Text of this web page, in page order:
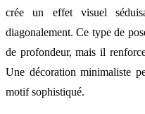
crée un effet visuel
diagonalement. Ce type de
de profondeur, mais il
Une décoration minimaliste
motif sophistiqué.